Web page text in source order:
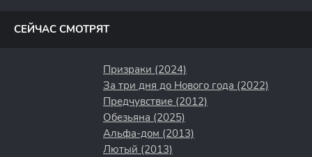
СЕЙЧАС СМОТРЯТ
Призраки (2024)
За три дня до Нового года (2022)
Предчувствие (2012)
Обезьяна (2025)
Альфа-дом (2013)
Лютый (2013)